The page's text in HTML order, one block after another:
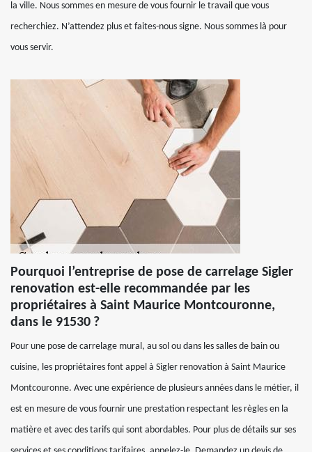
la ville. Nous sommes en mesure de vous fournir le travail que vous
recherchiez. N’attendez plus et faites-nous signe. Nous sommes là pour
vous servir.
Pourquoi l’entreprise de pose de carrelage Sigler
renovation est-elle recommandée par les
propriétaires à Saint Maurice Montcouronne,
dans le 91530 ?
Pour une pose de carrelage mural, au sol ou dans les salles de bain ou
cuisine, les propriétaires font appel à Sigler renovation à Saint Maurice
Montcouronne. Avec une expérience de plusieurs années dans le métier, il
est en mesure de vous fournir une prestation respectant les règles en la
matière et avec des tarifs qui sont abordables. Pour plus de détails sur ses